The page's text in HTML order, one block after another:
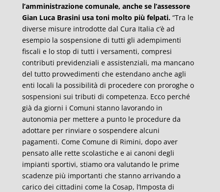
l’amministrazione comunale, anche se l’assessore
Gian Luca Brasini usa toni molto più felpati.“Tra le
diverse misure introdotte dal Cura Italia c’è ad
esempio la sospensione di tutti gli adempimenti
fiscali e lo stop di tutti i versamenti, compresi
contributi previdenziali e assistenziali, ma mancano
del tutto provvedimenti che estendano anche agli
enti locali la possibilità di procedere con proroghe o
sospensioni sui tributi di competenza. Ecco perché
già da giorni i Comuni stanno lavorando in
autonomia per mettere a punto le procedure da
adottare per rinviare o sospendere alcuni
pagamenti. Come Comune di Rimini, dopo aver
pensato alle rette scolastiche e ai canoni degli
impianti sportivi, stiamo ora valutando le prime
scadenze più importanti che stanno arrivando a
carico dei cittadini come la Cosap, l’Imposta di